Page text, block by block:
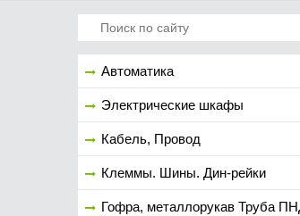
Автоматика
Электрические шкафы
Кабель, Провод
Клеммы. Шины. Дин-рейки
Гофра, металлорукав Труба